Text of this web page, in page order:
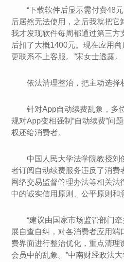
“下载软件后显示需付费48
后居然无法使用，之后我就把它
我才发现软件每周都通过第三方
后扣了大概1400元。现在应用商
更联系不上客服。”宋女士透露。
依法清理整治，把主动选择
针对App自动续费乱象，多
规对App变相强制“自动续费”问
权还给消费者。
中国人民大学法学院教授刘
者订阅自动续费服务违反了消费
网络交易监督管理办法等相关法
中的诚实信用原则、公平原则和
“建议由国家市场监管部门
展自查自纠，对各消费者应用端
费界面进行整治优化，重点清理
会员中的乱象。”中南财经政法